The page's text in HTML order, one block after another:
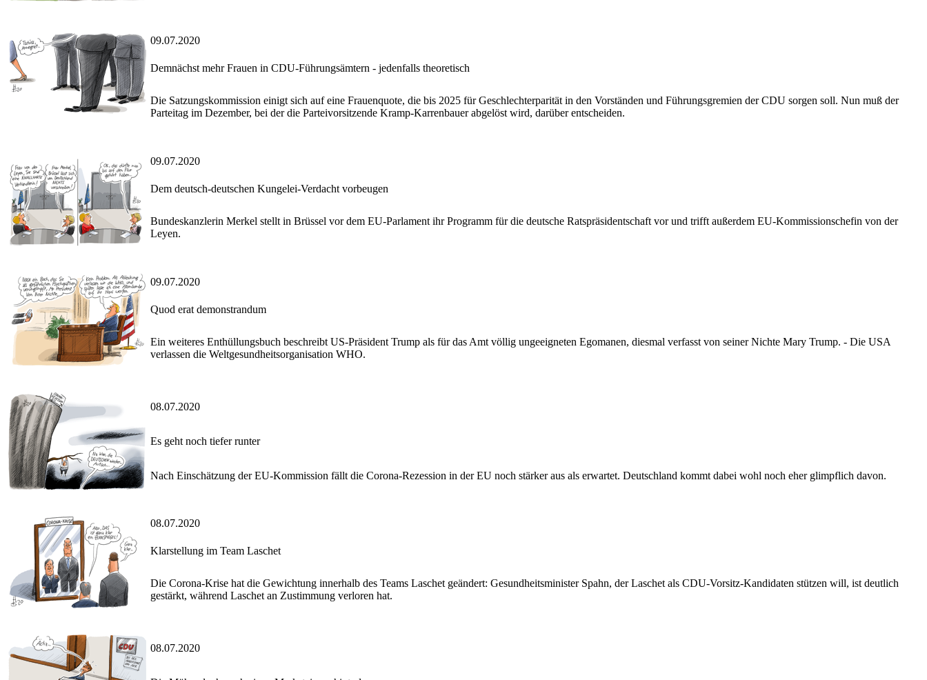
09.07.2020
Demnächst mehr Frauen in CDU-Führungsämtern - jedenfalls theoretisch
Die Satzungskommission einigt sich auf eine Frauenquote, die bis 2025 für Geschlechterparität in den Vorständen und Führungsgremien der CDU sorgen soll. Nun muß der
Parteitag im Dezember, bei der die Parteivorsitzende Kramp-Karrenbauer abgelöst wird, darüber entscheiden.
09.07.2020
Dem deutsch-deutschen Kungelei-Verdacht vorbeugen
Bundeskanzlerin Merkel stellt in Brüssel vor dem EU-Parlament ihr Programm für die deutsche Ratspräsidentschaft vor und trifft außerdem EU-Kommissionschefin von der
Leyen.
09.07.2020
Quod erat demonstrandum
Ein weiteres Enthüllungsbuch beschreibt US-Präsident Trump als für das Amt völlig ungeeigneten Egomanen, diesmal verfasst von seiner Nichte Mary Trump. - Die USA
verlassen die Weltgesundheitsorganisation WHO.
08.07.2020
Es geht noch tiefer runter
Nach Einschätzung der EU-Kommission fällt die Corona-Rezession in der EU noch stärker aus als erwartet. Deutschland kommt dabei wohl noch eher glimpflich davon.
08.07.2020
Klarstellung im Team Laschet
Die Corona-Krise hat die Gewichtung innerhalb des Teams Laschet geändert: Gesundheitsminister Spahn, der Laschet als CDU-Vorsitz-Kandidaten stützen will, ist deutlich
gestärkt, während Laschet an Zustimmung verloren hat.
08.07.2020